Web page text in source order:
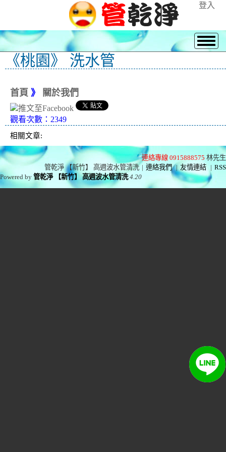
登入
《桃園》 洗水管
首頁 》 關於我們
觀看次數：2349
相關文章:
連絡專線 0915888575 林先生
管乾淨 【新竹】 高週波水管清洗 | 連絡我們 | 友情連結 | RSS
Powered by管乾淨 【新竹】 高週波水管清洗 4.20